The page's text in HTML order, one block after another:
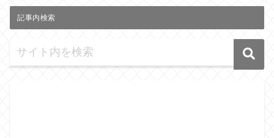
記事内検索